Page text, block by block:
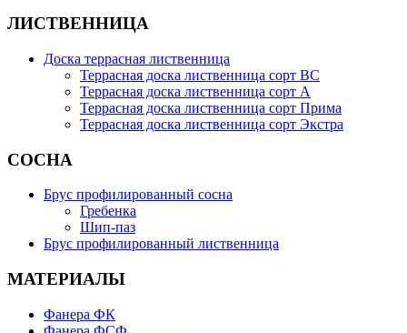
ЛИСТВЕННИЦА
Доска террасная лиственница
Террасная доска лиственница сорт BC
Террасная доска лиственница сорт А
Террасная доска лиственница сорт Прима
Террасная доска лиственница сорт Экстра
СОСНА
Брус профилированный сосна
Гребенка
Шип-паз
Брус профилированный лиственница
МАТЕРИАЛЫ
Фанера ФК